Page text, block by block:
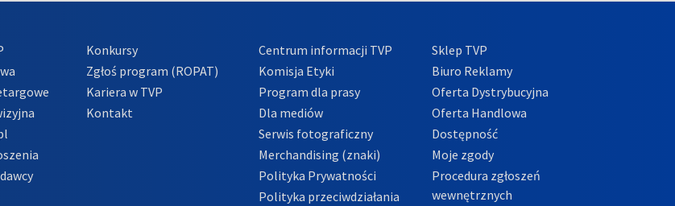
Konkursy
Zgłoś program (ROPAT)
Kariera w TVP
Kontakt
Centrum informacji TVP
Komisja Etyki
Program dla prasy
Dla mediów
Serwis fotograficzny
Merchandising (znaki)
Polityka Prywatności
Polityka przeciwdziałania
Sklep TVP
Biuro Reklamy
Oferta Dystrybucyjna
Oferta Handlowa
Dostępność
Moje zgody
Procedura zgłoszeń
wewnętrznych